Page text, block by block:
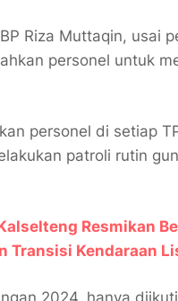
Riza Muttaqin, usai
personel untuk
personel di setiap
patroli rutin
Resmikan
Transisi Kendaraan